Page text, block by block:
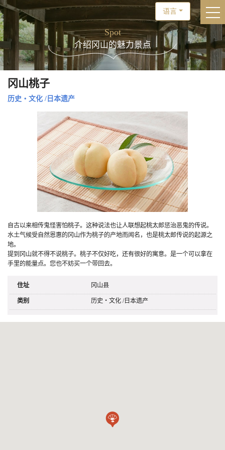
语言
Spot
介绍冈山的魅力景点
冈山桃子
历史・文化 /日本遗产
自古以来相传鬼怪害怕桃子。这种说法也让人联想起桃太郎惩治恶鬼的传说。
水土气候受自然恩惠的冈山作为桃子的产地而闻名，也是桃太郎传说的起源之
地。
提到冈山就不得不说桃子。桃子不仅好吃，还有很好的寓意。是一个可以拿在
手里的能量点。您也不妨买一个带回去。
住址 冈山县
类别 历史・文化 /日本遗产